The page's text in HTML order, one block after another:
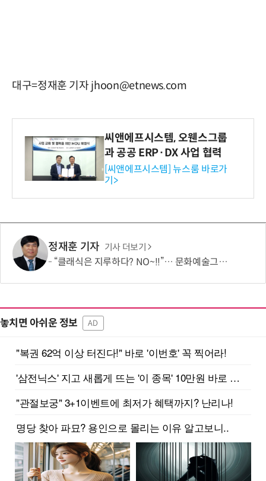
대구=정재훈 기자 jhoon@etnews.com
씨앤에프시스템, 오웬스그룹
과 공공 ERP·DX 사업 협력
[씨앤에프시스템] 뉴스룸 바로가
기>
정재훈 기자 기사 더보기
“클래식은 지루하다? NO~!!”… 문화예술그룹 더같음, 관객 소통형 '춤추는 오케스트라' 런칭 쇼케이스 개최
놓치면 아쉬운 정보 AD